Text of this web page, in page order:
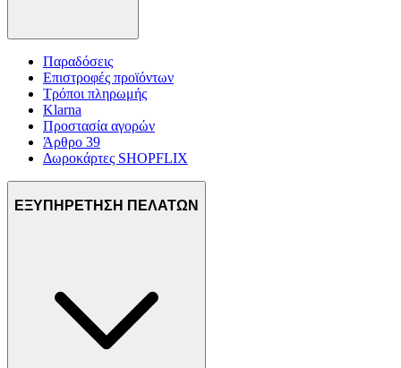
Παραδόσεις
Επιστροφές προϊόντων
Τρόποι πληρωμής
Klarna
Προστασία αγορών
Άρθρο 39
Δωροκάρτες SHOPFLIX
ΕΞΥΠΗΡΕΤΗΣΗ ΠΕΛΑΤΩΝ